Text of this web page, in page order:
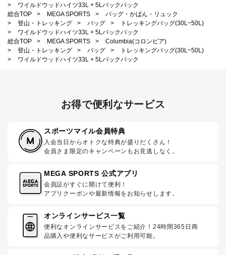
>
ワイルドウッドハイツ33L + 5Lバックパック
総合TOP
> MEGA SPORTS >
バッグ・かばん・リュック
>
登山・トレッキング > バッグ >
トレッキングバッグ(30L~50L)
>
ワイルドウッドハイツ33L + 5Lバックパック
総合TOP
> MEGA SPORTS >
Columbia(コロンビア)
>
登山・トレッキング > バッグ >
トレッキングバッグ(30L~50L)
>
ワイルドウッドハイツ33L + 5Lバックパック
お得で便利なサービス
スポーツマイル会員特典
入会当日からオトクな特典が盛りだくさん！
会員さま限定のキャンペーンもお見逃しなく。
MEGA SPORTS 公式アプリ
会員証がすぐに開けて便利！
アプリクーポンや最新情報をお知らせします。
オンラインサービス一覧
便利なオンラインサービスをご紹介！24時間365日商
品購入や便利なサービスがご利用可能。